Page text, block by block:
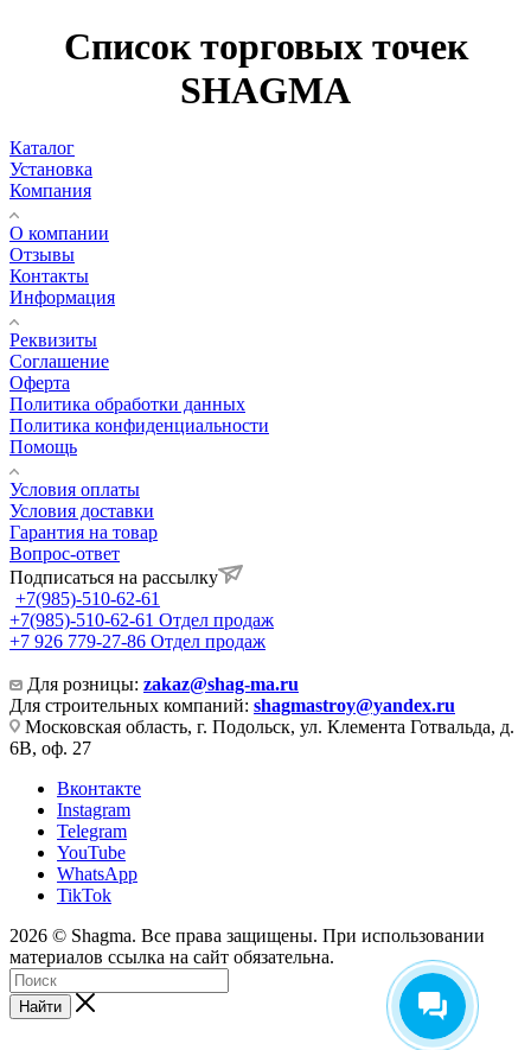
Список торговых точек
SHAGMA
Каталог
Установка
Компания
О компании
Отзывы
Контакты
Информация
Реквизиты
Соглашение
Оферта
Политика обработки данных
Политика конфиденциальности
Помощь
Условия оплаты
Условия доставки
Гарантия на товар
Вопрос-ответ
Подписаться на рассылку
+7(985)-510-62-61
+7(985)-510-62-61 Отдел продаж
‪+7 926 779-27-86‬ Отдел продаж
Для розницы: zakaz@shag-ma.ru
Для строительных компаний: shagmastroy@yandex.ru
Московская область, г. Подольск, ул. Клемента Готвальда, д.
6В, оф. 27
Вконтакте
Instagram
Telegram
YouTube
WhatsApp
TikTok
2026 © Shagma. Все права защищены. При использовании
материалов ссылка на сайт обязательна.
Найти